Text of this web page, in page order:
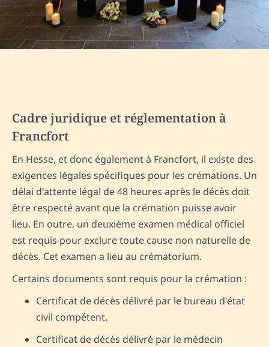
Cadre juridique et réglementation à
Francfort
En Hesse, et donc également à Francfort, il existe des
exigences légales spécifiques pour les crémations. Un
délai d'attente légal de 48 heures après le décès doit
être respecté avant que la crémation puisse avoir
lieu. En outre, un deuxième examen médical officiel
est requis pour exclure toute cause non naturelle de
décès. Cet examen a lieu au crématorium.
Certains documents sont requis pour la crémation :
Certificat de décès délivré par le bureau d'état
civil compétent.
Certificat de décès délivré par le médecin